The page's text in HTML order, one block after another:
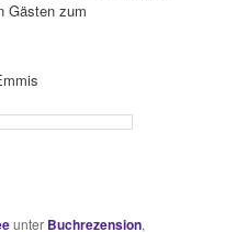
Gästen zum
unter Buchrezension,